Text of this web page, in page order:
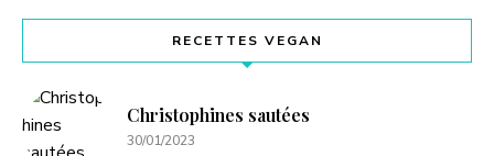
RECETTES VEGAN
Christophines sautées
30/01/2023